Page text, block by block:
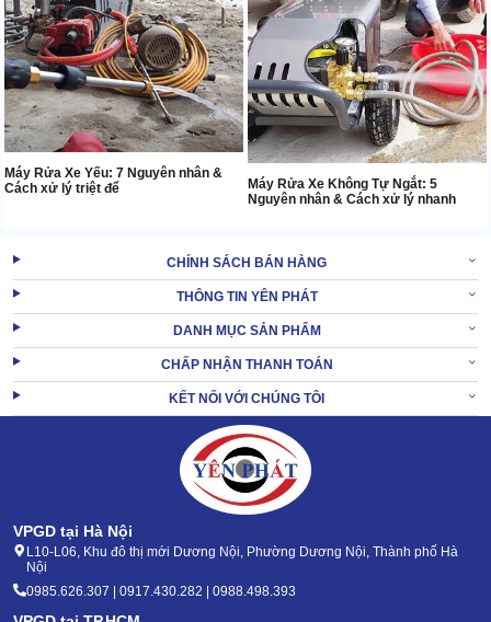
Máy Rửa Xe Yếu: 7 Nguyên nhân &
Cách xử lý triệt để
Máy Rửa Xe Không Tự Ngắt: 5
Nguyên nhân & Cách xử lý nhanh
CHÍNH SÁCH BÁN HÀNG
THÔNG TIN YÊN PHÁT
DANH MỤC SẢN PHẨM
CHẤP NHẬN THANH TOÁN
KẾT NỐI VỚI CHÚNG TÔI
VPGD tại Hà Nội
L10-L06, Khu đô thị mới Dương Nội, Phường Dương Nội, Thành phố Hà
Nội
0985.626.307 | 0917.430.282 | 0988.498.393